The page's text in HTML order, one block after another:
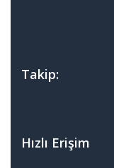
Takip:
Hızlı Erişim